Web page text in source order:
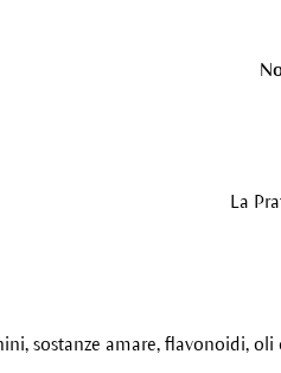
La
sostanze amare, flavonoidi, oli